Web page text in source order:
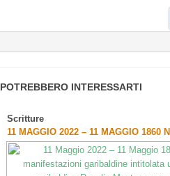
POTREBBERO INTERESSARTI
Scritture
11 MAGGIO 2022 – 11 MAGGIO 1860